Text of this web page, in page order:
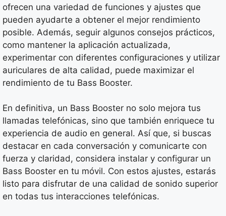
ofrecen una variedad de funciones y ajustes que
pueden ayudarte a obtener el mejor rendimiento
posible. Además, seguir algunos consejos prácticos,
como mantener la aplicación actualizada,
experimentar con diferentes configuraciones y utilizar
auriculares de alta calidad, puede maximizar el
rendimiento de tu Bass Booster.
En definitiva, un Bass Booster no solo mejora tus
llamadas telefónicas, sino que también enriquece tu
experiencia de audio en general. Así que, si buscas
destacar en cada conversación y comunicarte con
fuerza y claridad, considera instalar y configurar un
Bass Booster en tu móvil. Con estos ajustes, estarás
listo para disfrutar de una calidad de sonido superior
en todas tus interacciones telefónicas.